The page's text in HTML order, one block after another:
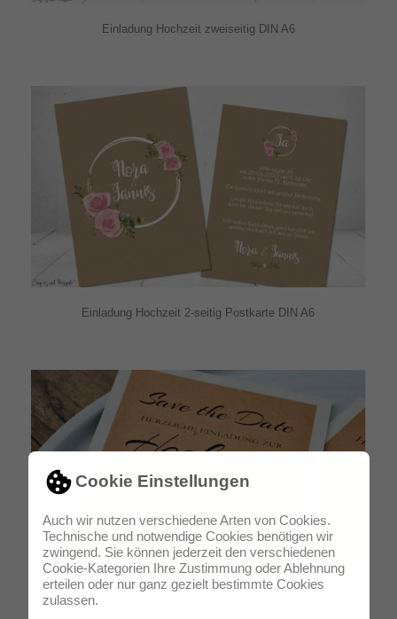
Cookie Einstellungen
Auch wir nutzen verschiedene Arten von Cookies.
Technische und notwendige Cookies benötigen wir
zwingend. Sie können jederzeit den verschiedenen
Cookie-Kategorien Ihre Zustimmung oder Ablehnung
erteilen oder nur ganz gezielt bestimmte Cookies
zulassen.
Einladung Hochzeit zweiseitig DIN A6
Einladung Hochzeit 2-seitig Postkarte DIN A6
Einladung Hochzeit Save the Date 2-seitig Postkarte DIN A6